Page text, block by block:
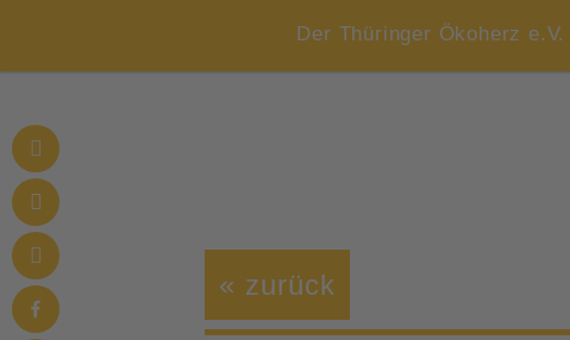
Der Thüringer Ökoherz e.V.
« zurück